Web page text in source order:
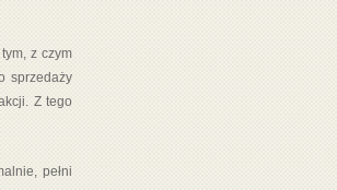
z czym
sprzedaży
Z tego
pełni